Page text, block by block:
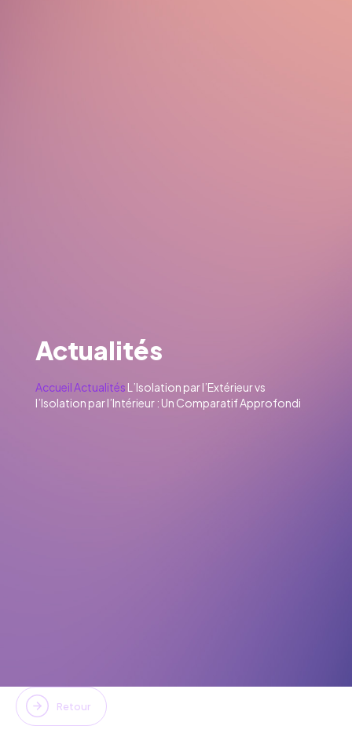
Actualités
AccueilActualités L’Isolation par l’Extérieur vs
l’Isolation par l’Intérieur : Un Comparatif Approfondi
Retour